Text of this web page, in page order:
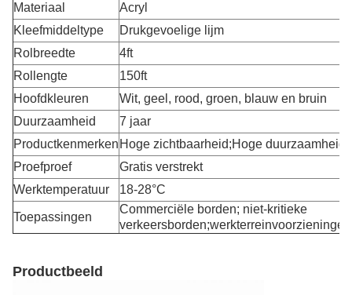
Materiaal
Acryl
Kleefmiddeltype
Drukgevoelige lijm
Rolbreedte
4ft
Rollengte
150ft
Hoofdkleuren
Wit, geel, rood, groen, blauw en bruin
Duurzaamheid
7 jaar
Productkenmerken Hoge zichtbaarheid;Hoge duurzaamheid
Proefproef
Gratis verstrekt
Werktemperatuur
18-28°C
Toepassingen
Commerciële borden; niet-kritieke
verkeersborden;werkterreinvoorzieningen
Productbeeld